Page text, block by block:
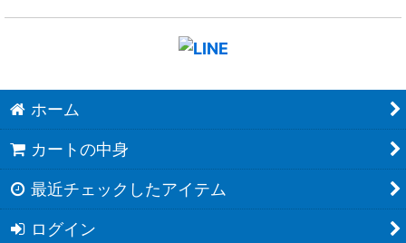
ホーム
カートの中身
最近チェックしたアイテム
ログイン